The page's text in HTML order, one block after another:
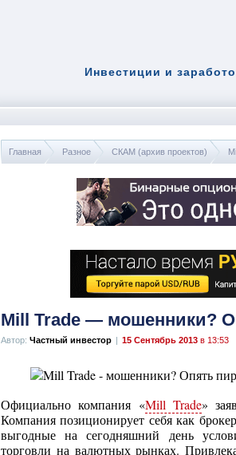
Инвестиции и
Главная Разное СКАМ (архив проектов)
Mill Trade — мошенники?
Автор: Частный инвестор | 15 Сентябрь 2013 в 13:53
Официально компания «Mill Trade»
Компания позиционирует себя как
выгодные на сегодняшний день
торговли на валютных рынках.